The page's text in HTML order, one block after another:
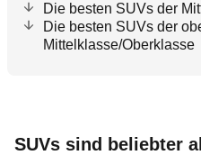
Die besten SUVs der
Die besten SUVs der
Mittelklasse/Oberklasse
SUVs sind beliebter